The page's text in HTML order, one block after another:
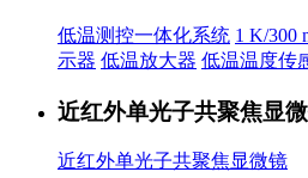
低温测控一体化系统 1 K/300
示器 低温放大器 低温温度传
近红外单光子共聚焦显
近红外单光子共聚焦显微镜